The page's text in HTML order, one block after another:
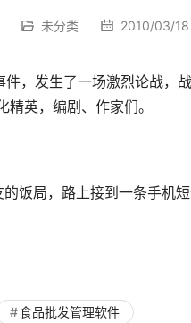
未分类 2010/03/
，发生了一场激烈论战，
精英，编剧、作家们。
饭局，路上接到一条手机
食品批发管理软件